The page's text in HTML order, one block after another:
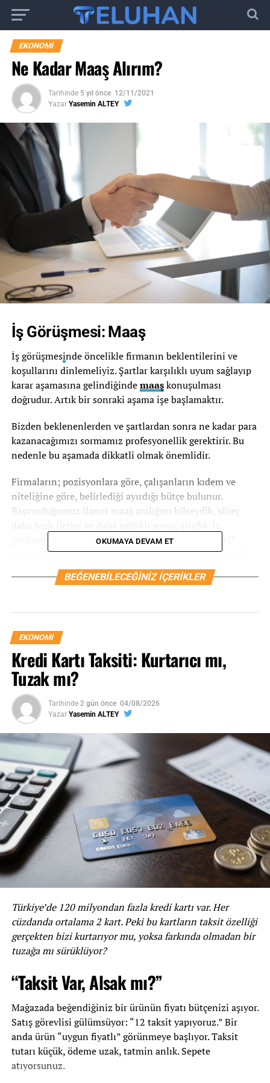
EKONOMI
Ne Kadar Maaş Alırım?
Tarihinde 5 yıl önce 12/11/2021
Yazar Yasemin ALTEY
İş Görüşmesi: Maaş
İş görüşmesinde öncelikle firmanın beklentilerini ve
koşullarını dinlemeliyiz. Şartlar karşılıklı uyum sağlayıp
karar aşamasına gelindiğindemaaşkonuşulması
doğrudur. Artık bir sonraki aşama işe başlamaktır.
Bizden beklenenlerden ve şartlardan sonra ne kadar para
kazanacağımızı sormamız profesyonellik gerektirir. Bu
nedenle bu aşamada dikkatli olmak önemlidir.
Firmaların; pozisyonlara göre, çalışanların kıdem ve
niteliğine göre, belirlediği ayırdığı bütçe bulunur.
Başvurduğumuz ilanın maaş aralığını bilseydik, süreç
görüşmelerinde mutlaka‘maaş beklentiniz nedir?’
sorusu sorulur ve bu soruya yüksek bir rakam söylersek
’mizin üzerine ‘Maaş beklentisi yüksek’ notu alınır.
ne kadar maaş alırım
“Maaş beklentiniz nedir?” diye
sorulduğunda
‘Maaş beklentiniz nedir?’
diye sorulduğunda, bu
konuda politik olmak işi almamız için bize mutlaka puan
kazandırır. Bu soruyu ilk işe başvuran yöneltirse işten çok
paraya önem verildiği algılanıp olumsuz izlenim
bırakabilir. Bu nedenle bu soru ile karşılaşacağımızı
düşünerekten dikkat etmemiz gereken hususlara bir göz
atalım;
Bu pozisyon için bir maaş aralığınız vardır, teklifi
sizden duymak isterim, diyebiliriz.
maaş beklentinizin ikinci planda olduğunu
söyleyebilirsiniz.
Çalışıyorsak bir maaş aralığı söyleyebiliriz.
Bir önceki iş yerinde bu pozisyona yakın aldığınız
maaşınız hakkında bilgi verip, buna yakın bir
ücret talep edebilirsiniz.
OKUMAYA DEVAM ET
BEĞENEBILECEĞINIZ İÇERIKLER
EKONOMI
Kredi Kartı Taksiti: Kurtarıcı mı,
Tuzak mı?
Tarihinde 2 gün önce 04/08/2026
Yazar Yasemin ALTEY
Türkiye’de 120 milyondan fazla kredi kartı var. Her
cüzdanda ortalama 2 kart. Peki bu kartların taksit özelliği
gerçekten bizi kurtarıyor mu, yoksa farkında olmadan bir
tuzağa mı sürüklüyor?
“Taksit Var, Alsak mı?”
Mağazada beğendiğiniz bir ürünün fiyatı bütçenizi aşıyor.
Satış görevlisi gülümsüyor: “12 taksit yapıyoruz.” Bir
anda ürün “uygun fiyatlı” görünmeye başlıyor. Taksit
tutarı küçük, ödeme uzak, tatmin anlık. Sepete
atıyorsunuz.